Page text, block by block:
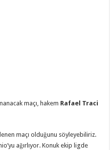
maçı, hakem Rafael Traci
maçı olduğunu söyleyebiliriz.
ağırlıyor. Konuk ekip ligde